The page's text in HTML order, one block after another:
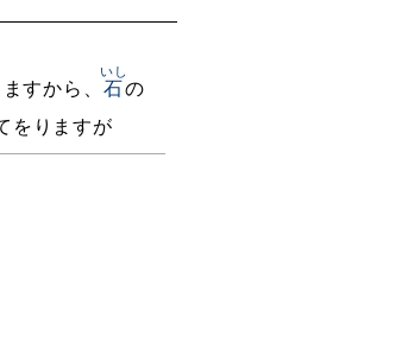
すから、 石
いし
の
をりますが